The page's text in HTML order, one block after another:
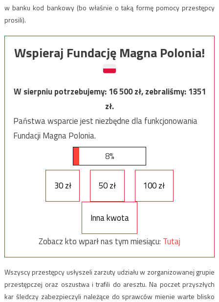
w banku kod bankowy (bo właśnie o taką formę pomocy przestępcy
prosili).
Wspieraj Fundację Magna Polonia!
W sierpniu potrzebujemy:16 500zł, zebraliśmy:1351
zł.
Państwa wsparcie jest niezbędne dla funkcjonowania
Fundacji Magna Polonia.
8%
30 zł 50 zł 100 zł
Inna kwota
Zobacz kto wparł nas tym miesiącu: Tutaj
Wszyscy przestępcy usłyszeli zarzuty udziału w zorganizowanej grupie
przestępczej oraz oszustwa i trafili do aresztu. Na poczet przyszłych
kar śledczy zabezpieczyli należące do sprawców mienie warte blisko